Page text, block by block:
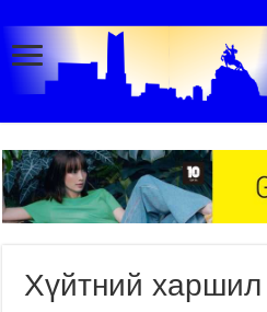
Хүйтний